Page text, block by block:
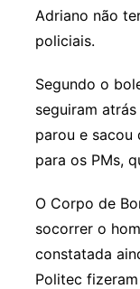
Adriano não
policiais.
Segundo o
seguiram
parou e sacou
para os PMs,
O Corpo de
socorrer o
constatada
Politec